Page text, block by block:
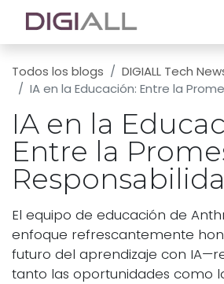
Todos los blogs
DIGIALL Tech
IA en la Educación: Entre la
IA en la
Entre la
El equipo de educación de
enfoque refrescantemente
futuro del aprendizaje con
tanto las oportunidades como